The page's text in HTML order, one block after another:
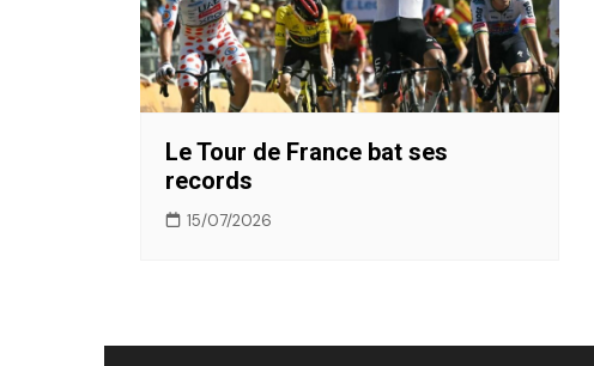
Le Tour de France bat ses
records
15/07/2026